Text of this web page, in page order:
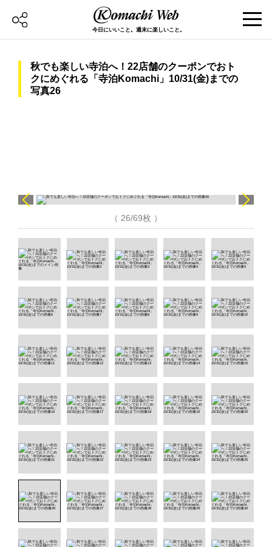
今日にいいこと。週末に楽しいこと。
秋でも楽しい寺泊へ！22店舗のクーポンでおト
クにめぐれる「寺泊Komachi」10/31(金)までの
写真26
（ 26/69枚 ）